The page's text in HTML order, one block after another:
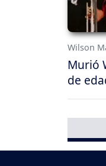
Wilson
Murió
de